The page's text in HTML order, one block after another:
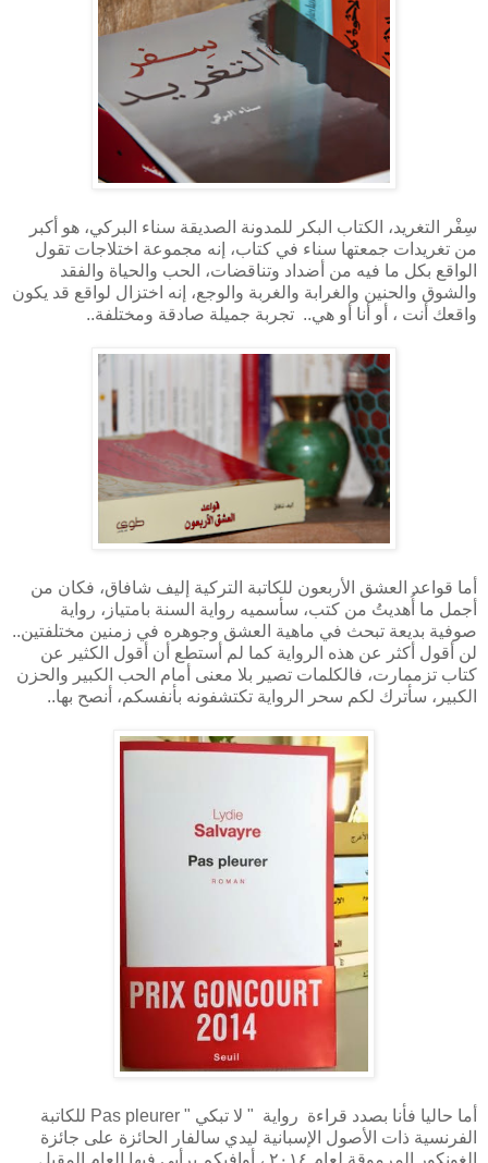
سِفْر التغريد، الكتاب البكر للمدونة الصديقة سناء البركي، هو أكبر
من تغريدات جمعتها سناء في كتاب، إنه مجموعة اختلاجات تقول
الواقع بكل ما فيه من أضداد وتناقضات، الحب والحياة والفقد
والشوق والحنين والغرابة والغربة والوجع، إنه اختزال لواقع قد يكون
واقعك أنت ، أو أنا أو هي.. تجربة جميلة صادقة ومختلفة..
أما قواعد العشق الأربعون للكاتبة التركية إليف شافاق، فكان من
أجمل ما أُهديتُ من كتب، سأسميه رواية السنة بامتياز، رواية
صوفية بديعة تبحث في ماهية العشق وجوهره في زمنين مختلفتين..
لن أقول أكثر عن هذه الرواية كما لم أستطع أن أقول الكثير عن
كتاب تزممارت، فالكلمات تصير بلا معنى أمام الحب الكبير والحزن
الكبير، سأترك لكم سحر الرواية تكتشفونه بأنفسكم، أنصح بها..
أما حاليا فأنا بصدد قراءة رواية " لا تبكي " Pas pleurer للكاتبة
الفرنسية ذات الأصول الإسبانية ليدي سالفار الحائزة على جائزة
الغونكور المرموقة لعام ٢٠١٤ ، أوافيكم برأيي فيها العام المقبل..